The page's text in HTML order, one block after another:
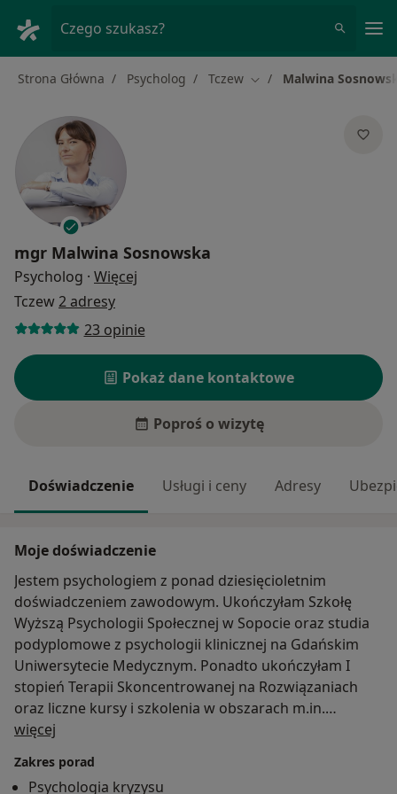
Czego szukasz?
Strona Główna Psycholog Tczew Zmień miasto
Malwina
mgr Malwina Sosnowska
Psycholog · Więcej
Tczew2 adresy
23 opinie
Pokaż dane kontaktowe
Poproś o wizytę
Doświadczenie Usługi i ceny Adresy
Moje doświadczenie
Jestem psychologiem z ponad dziesięcioletnim
doświadczeniem zawodowym. Ukończyłam Szkołę
Wyższą Psychologii Społecznej w Sopocie oraz studia
podyplomowe z psychologii klinicznej na Gdańskim
Uniwersytecie Medycznym. Ponadto ukończyłam I
stopień Terapii Skoncentrowanej na Rozwiązaniach
oraz liczne kursy i szkolenia w obszarach m.in.
interwencji kryzysowej oraz szeroko pojętej pracy z
indywidualnej pracy z klientem zdobyłam przede
więcej
Zakres porad
Psychologia kryzysu